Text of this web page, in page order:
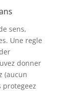
sens,
Une regle
donner
(aucun
protegeez